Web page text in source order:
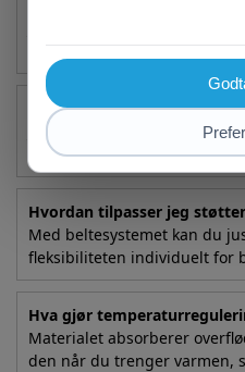
skulder.
Kan jeg bruke denne
Ja, den er utviklet for å gi
begrense bevegelser
Hvordan tilpasser jeg
Med beltesystemet kan du
fleksibiliteten individuelt for
Hva gjør
Materialet absorberer
den når du trenger varmen,